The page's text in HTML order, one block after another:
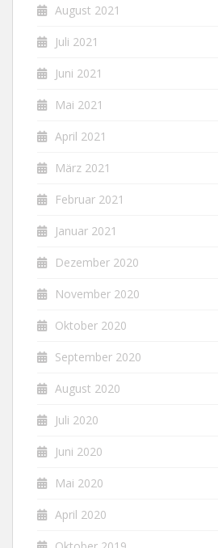
August 2021
Juli 2021
Juni 2021
Mai 2021
April 2021
März 2021
Februar 2021
Januar 2021
Dezember 2020
November 2020
Oktober 2020
September 2020
August 2020
Juli 2020
Juni 2020
Mai 2020
April 2020